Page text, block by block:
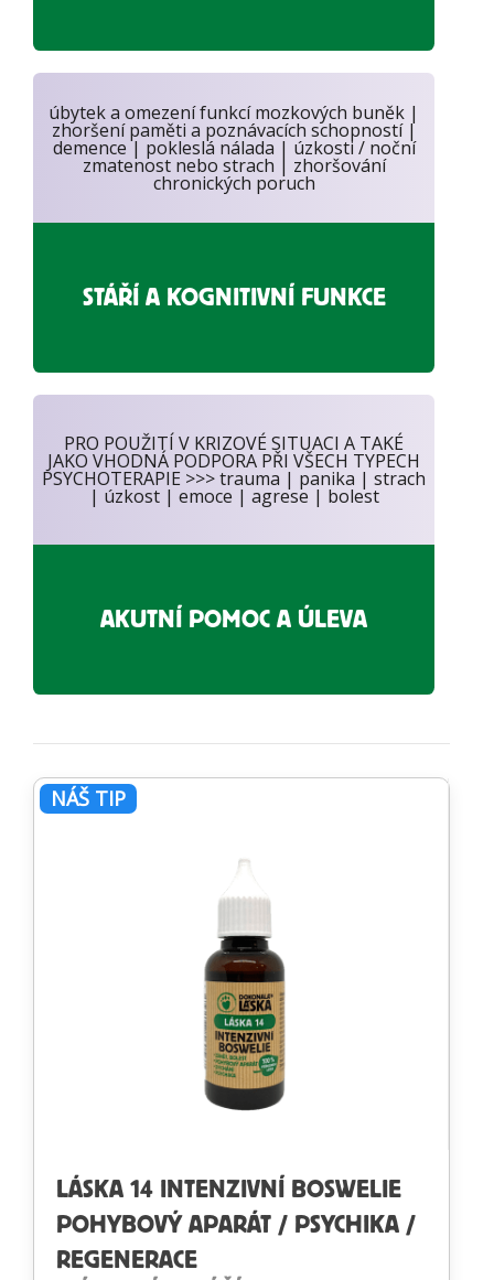
úbytek a omezení funkcí mozkových buněk |
zhoršení paměti a poznávacích schopností |
demence | pokleslá nálada | úzkosti / noční
zmatenost nebo strach | zhoršování
chronických poruch
STÁŘÍ A KOGNITIVNÍ FUNKCE
PRO POUŽITÍ V KRIZOVÉ SITUACI A TAKÉ
JAKO VHODNÁ PODPORA PŘI VŠECH TYPECH
PSYCHOTERAPIE >>> trauma | panika | strach
| úzkost | emoce | agrese | bolest
AKUTNÍ POMOC A ÚLEVA
NÁŠ TIP
LÁSKA 14 INTENZIVNÍ BOSWELIE
POHYBOVÝ APARÁT / PSYCHIKA /
REGENERACE